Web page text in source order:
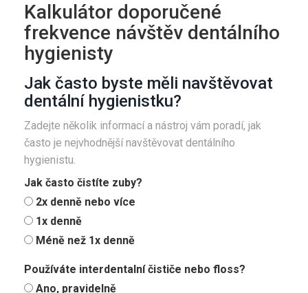
Kalkulátor doporučené
frekvence návštěv dentálního
hygienisty
Jak často byste měli navštěvovat
dentální hygienistku?
Zadejte několik informací a nástroj vám poradí, jak
často je nejvhodnější navštěvovat dentálního
hygienistu.
Jak často čistíte zuby?
2x denně nebo více
1x denně
Méně než 1x denně
Používáte interdentalní čističe nebo floss?
Ano, pravidelně